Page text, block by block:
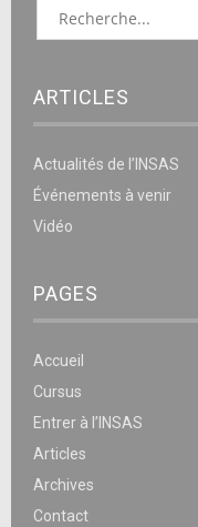
ARTICLES
Actualités de l’INSAS
Événements à venir
Vidéo
PAGES
Accueil
Cursus
Entrer à l’INSAS
Articles
Archives
Contact